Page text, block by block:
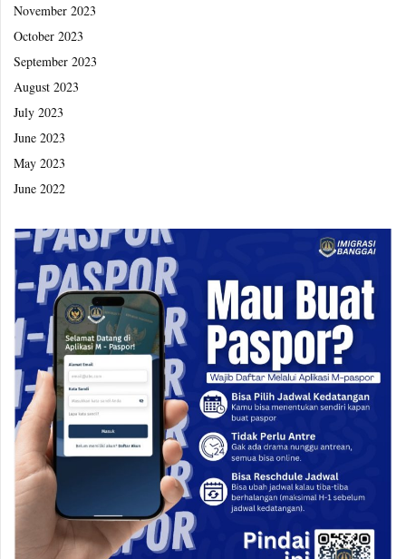
November 2023
October 2023
September 2023
August 2023
July 2023
June 2023
May 2023
June 2022